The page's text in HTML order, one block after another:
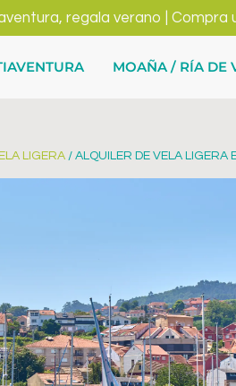
regala verano |
MOAÑA / RÍA DE
LIGERA/ ALQUILER DE VELA LIGERA